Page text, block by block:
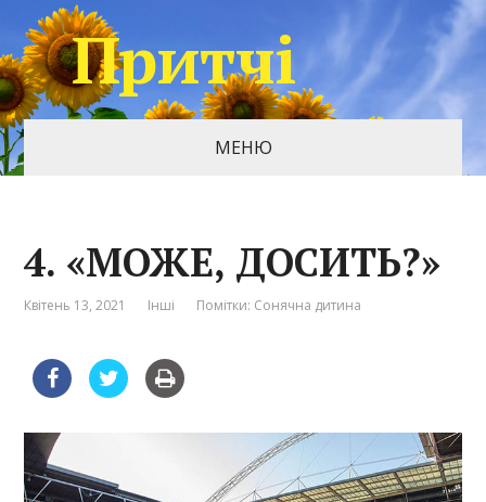
Притчі
МЕНЮ
4. «МОЖЕ, ДОСИТЬ?»
Квітень 13, 2021 Інші Помітки: Сонячна дитина